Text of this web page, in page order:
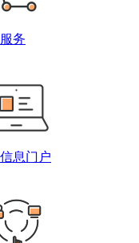
务
息门户